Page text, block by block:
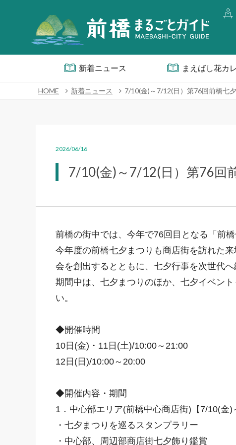
新着ニュース まえばし花カ
HOME 新着ニュース 7/10(金)～7/12(日）第76回前橋七
2026/06/16
7/10(金)～7/12(日）第76回
前橋の街中では、今年で76回目となる「前
今年度の前橋七夕まつりも商店街を訪れた
会を創出するとともに、七夕行事を次世代へ
期間中は、七夕まつりのほか、七夕イベン
い。
◆開催時間
10日(金)・11日(土)/10:00～21:00
12日(日)/10:00～20:00
◆開催内容・期間
1．中心部エリア(前橋中心商店街)【7/10(金)
・七夕まつりを巡るスタンプラリー
・中心部、周辺部商店街七夕飾り鑑賞